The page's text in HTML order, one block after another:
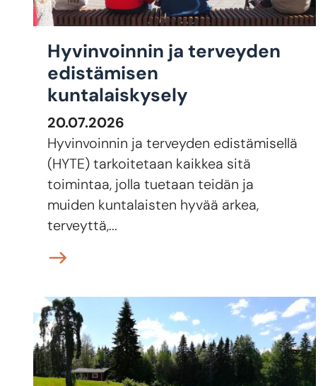
Hyvinvoinnin ja terveyden
edistämisen
kuntalaiskysely
20.07.2026
Hyvinvoinnin ja terveyden edistämisellä
(HYTE) tarkoitetaan kaikkea sitä
toimintaa, jolla tuetaan teidän ja
muiden kuntalaisten hyvää arkea,
terveyttä,...